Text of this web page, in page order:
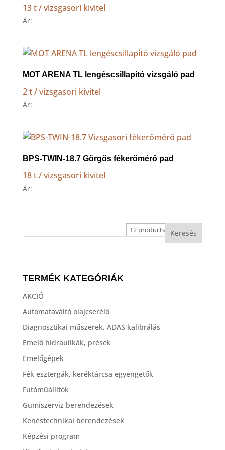
13 t / vizsgasori kivitel
Ár:
MOT ARENA TL lengéscsillapító vizsgáló pad
2 t / vizsgasori kivitel
Ár:
BPS-TWIN-18.7 Görgős fékerőmérő pad
18 t / vizsgasori kivitel
Ár:
TERMÉK KATEGÓRIÁK
AKCIÓ
Automataváltó olajcserélő
Diagnosztikai műszerek, ADAS kalibrálás
Emelő hidraulikák, prések
Emelőgépek
Fék esztergák, keréktárcsa egyengetők
Futóműállítók
Gumiszerviz berendezések
Kenéstechnikai berendezések
Képzési program